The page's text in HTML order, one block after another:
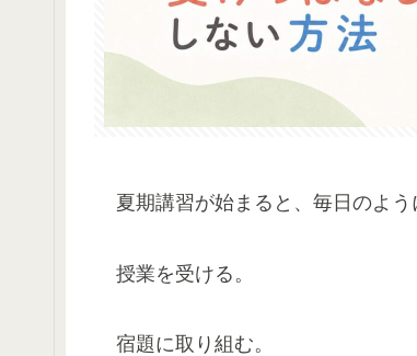
夏期講習が始まると、毎日のよう
授業を受ける。
宿題に取り組む。